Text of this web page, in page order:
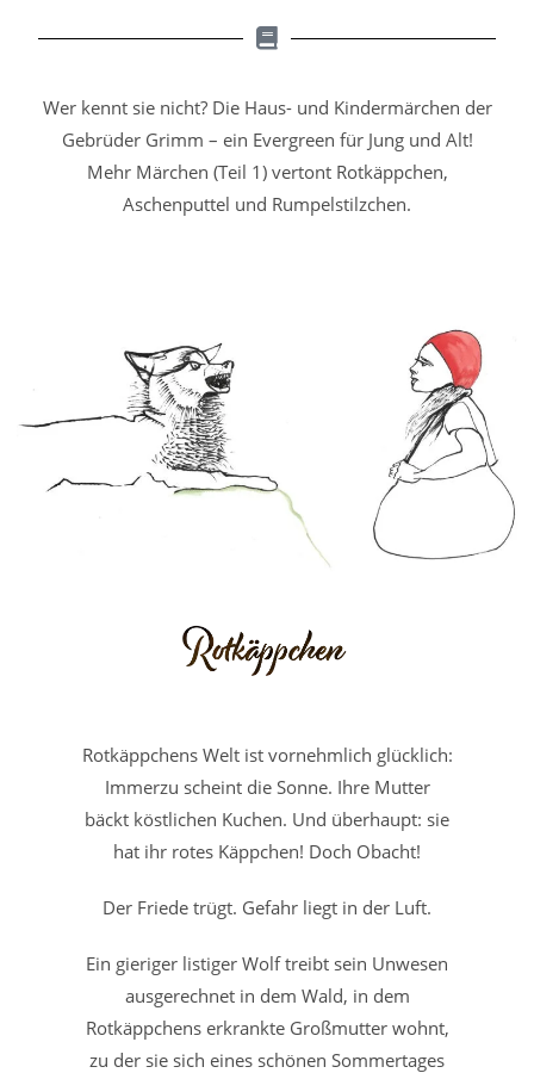
Wer kennt sie nicht? Die Haus- und Kindermärchen der
Gebrüder Grimm – ein Evergreen für Jung und Alt!
Mehr Märchen (Teil 1) vertont Rotkäppchen,
Aschenputtel und Rumpelstilzchen.
Rotkäppchens Welt ist vornehmlich glücklich:
Immerzu scheint die Sonne. Ihre Mutter
bäckt köstlichen Kuchen. Und überhaupt: sie
hat ihr rotes Käppchen! Doch Obacht!
Der Friede trügt. Gefahr liegt in der Luft.
Ein gieriger listiger Wolf treibt sein Unwesen
ausgerechnet in dem Wald, in dem
Rotkäppchens erkrankte Großmutter wohnt,
zu der sie sich eines schönen Sommertages